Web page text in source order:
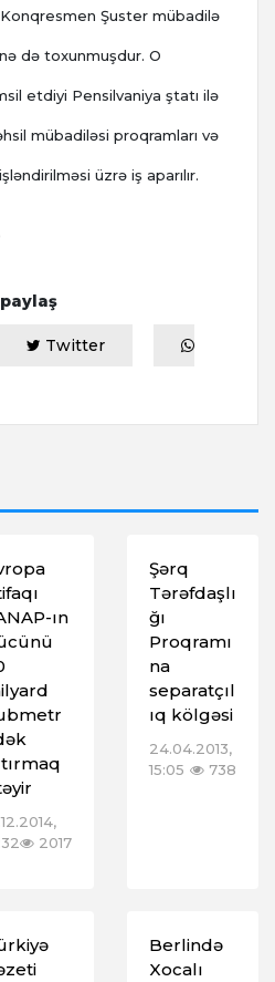
Konqresmen Şuster mübadilə
də toxunmuşdur. O
etdiyi Pensilvaniya ştatı ilə
mübadiləsi proqramları və
üzrə iş aparılır.
Twitter
ın
2017
Şərq
Tərəfdaşlı
ğı
Proqramı
na
separatçıl
ıq kölgəsi
24.04.2013,
15:05
738
Berlində
Xocalı